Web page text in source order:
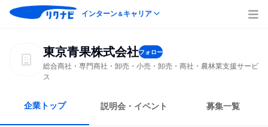
インターン＆キャリア
東京青果株式会社フォロー
総合商社・専門商社・卸売・小売・卸売・商社・農林業支援サービ
ス
企業トップ 説明会・イベント 募集一覧